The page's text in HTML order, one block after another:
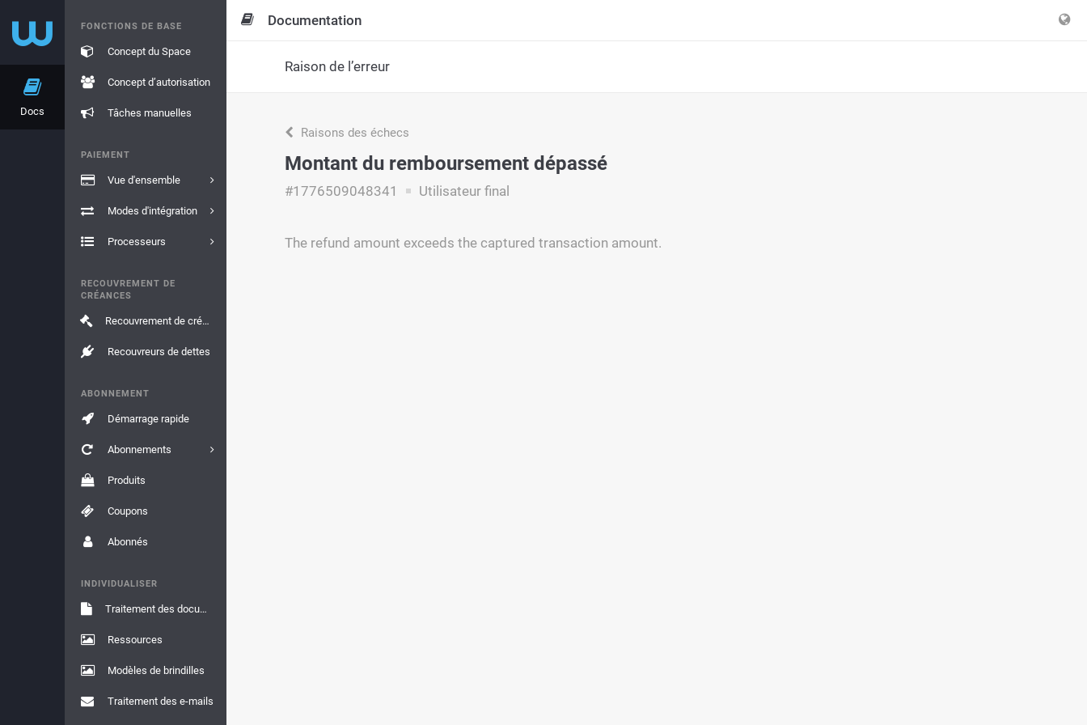
Docs
FONCTIONS DE BASE
Concept du Space
Concept d’autorisation
Tâches manuelles
PAIEMENT
Vue d'ensemble
Modes d'intégration
Processeurs
RECOUVREMENT DE
CRÉANCES
Recouvrement de créances
Recouvreurs de dettes
ABONNEMENT
Démarrage rapide
Abonnements
Produits
Coupons
Abonnés
INDIVIDUALISER
Traitement des documents
Ressources
Modèles de brindilles
Traitement des e-mails
Documentation
Raison de l’erreur
Raisons des échecs
Montant du remboursement dépassé
#1776509048341 Utilisateur final
The refund amount exceeds the captured transaction amount.